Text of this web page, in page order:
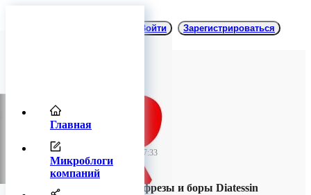
Главная
Микроблоги
компаний
Войти Зарегистрироваться
30 июля 2025 07:33
Твердосплавные фрезы и боры Diatessin